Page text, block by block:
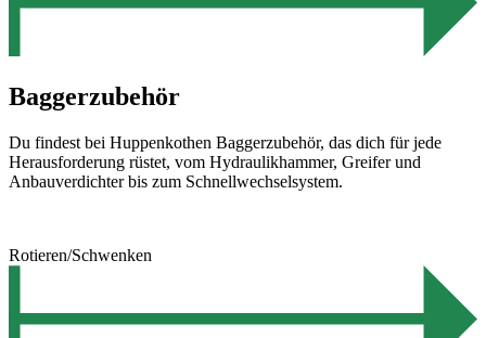
Baggerzubehör
Du findest bei Huppenkothen Baggerzubehör, das dich für jede
Herausforderung rüstet, vom Hydraulikhammer, Greifer und
Anbauverdichter bis zum Schnellwechselsystem.
Rotieren/Schwenken